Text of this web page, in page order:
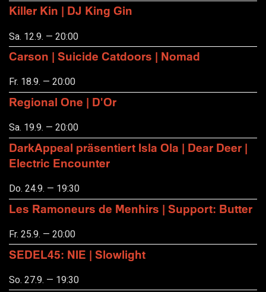
Killer Kin | DJ King Gin
Sa. 12.9. — 20:00
Carson | Suicide Catdoors | Nomad
Fr. 18.9. — 20:00
Regional One | D'Or
Sa. 19.9. — 20:00
DarkAppeal präsentiert Isla Ola | Dear Deer |
Electric Encounter
Do. 24.9. — 19:30
Les Ramoneurs de Menhirs | Support: Butter
Fr. 25.9. — 20:00
SEDEL45: NIE | Slowlight
So. 27.9. — 19:30